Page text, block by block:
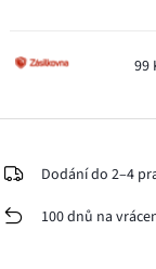
99
Dodání do 2–4
100 dnů na